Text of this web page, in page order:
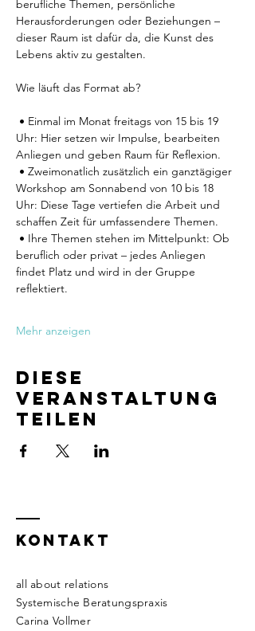
berufliche Themen, persönliche
Herausforderungen oder Beziehungen –
dieser Raum ist dafür da, die Kunst des
Lebens aktiv zu gestalten.
Wie läuft das Format ab?
• Einmal im Monat freitags von 15 bis 19
Uhr: Hier setzen wir Impulse, bearbeiten
Anliegen und geben Raum für Reflexion.
• Zweimonatlich zusätzlich ein ganztägiger
Workshop am Sonnabend von 10 bis 18
Uhr: Diese Tage vertiefen die Arbeit und
schaffen Zeit für umfassendere Themen.
• Ihre Themen stehen im Mittelpunkt: Ob
beruflich oder privat – jedes Anliegen
findet Platz und wird in der Gruppe
reflektiert.
Mehr anzeigen
Diese
Veranstaltung
teilen
KONTAKT
all about relations
Systemische Beratungspraxis
Carina Vollmer